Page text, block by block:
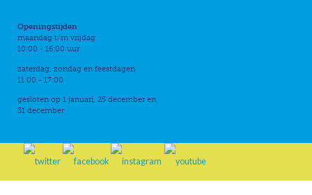
Openingstijden
maandag t/m vrijdag
10:00 - 16:00 uur
zaterdag, zondag en feestdagen
11:00 - 17:00
gesloten op 1 januari, 25 december en
31 december